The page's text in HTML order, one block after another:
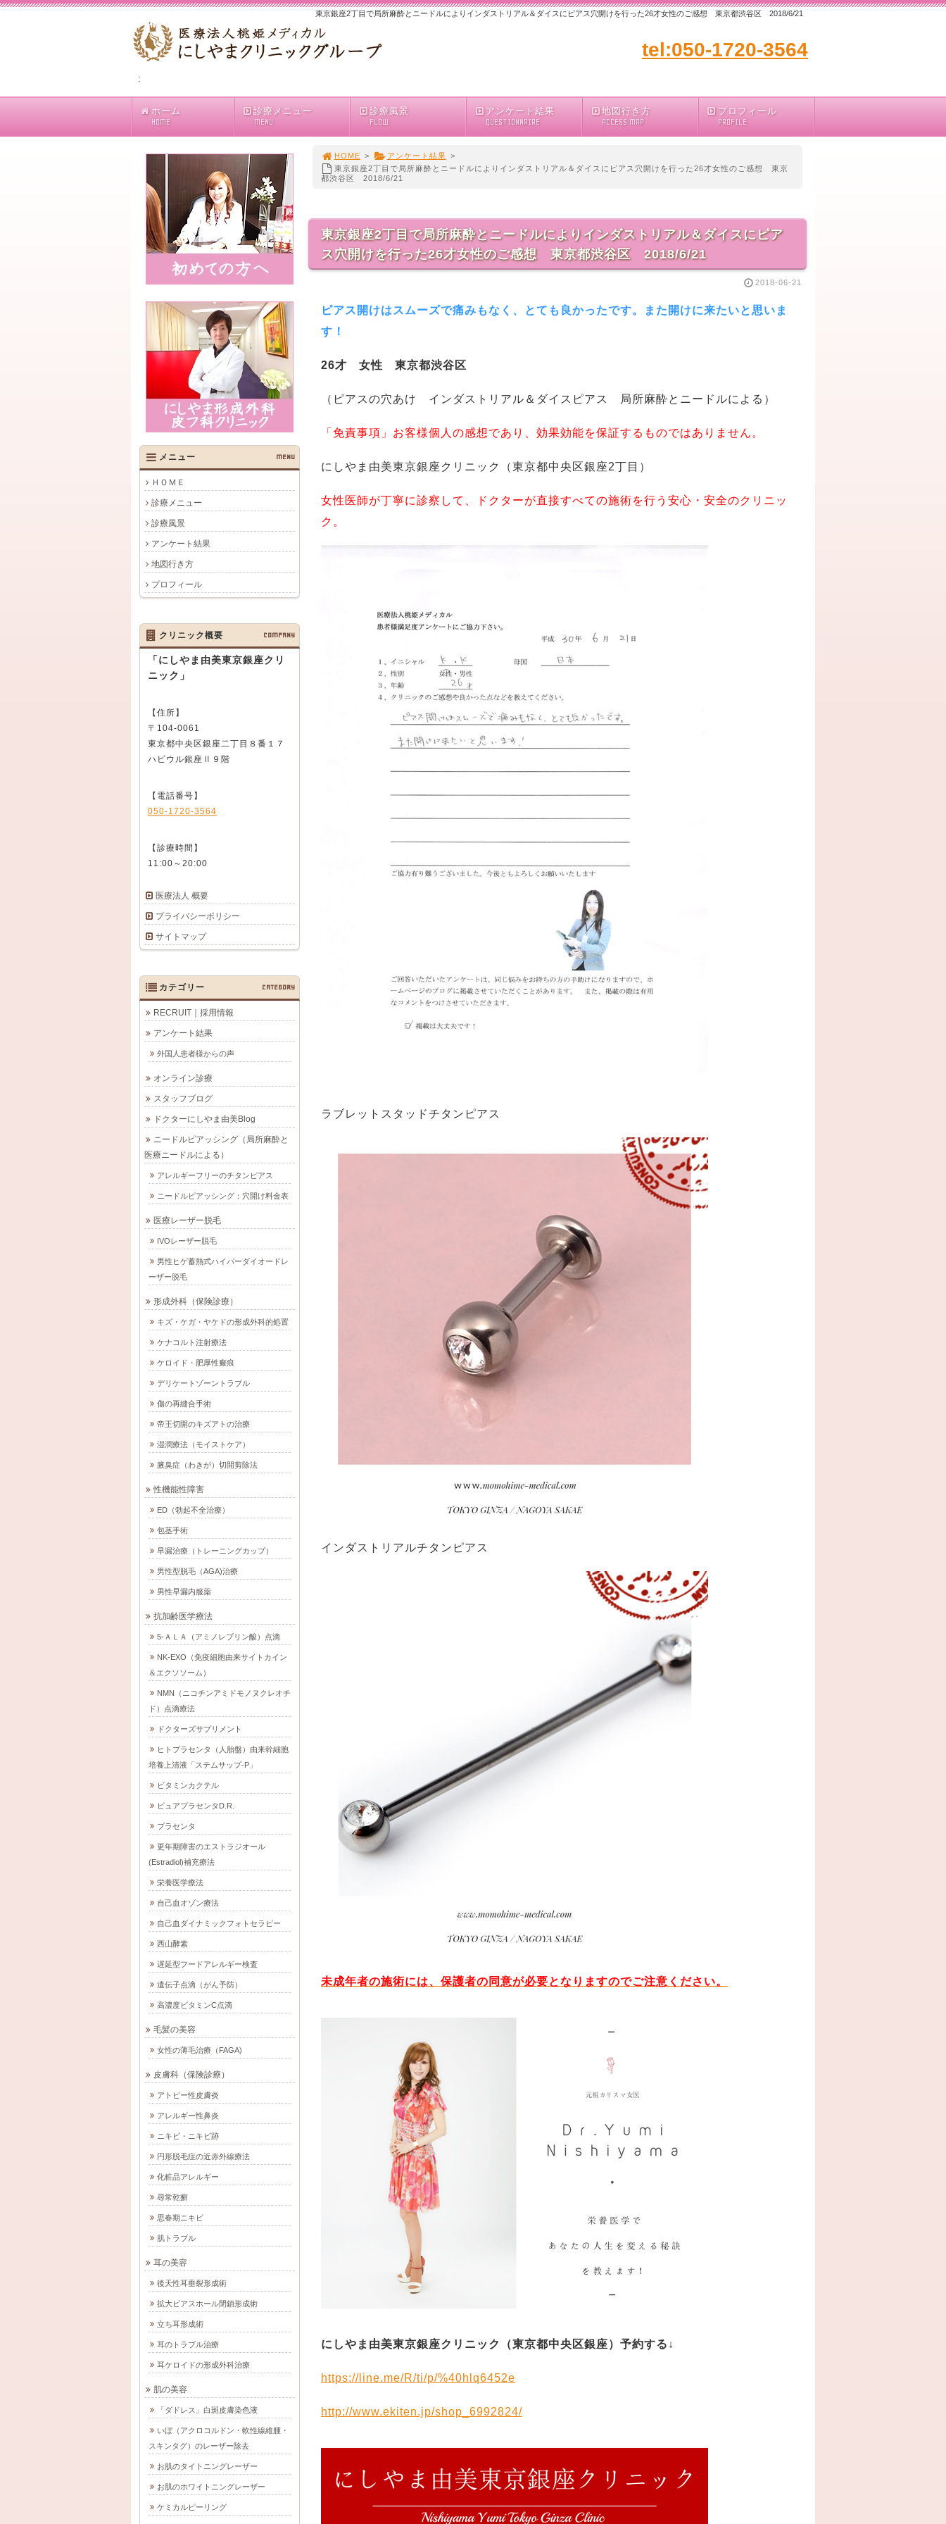
東京銀座2丁目で局所麻酔とニードルによりインダストリアル＆ダイスにピアス穴開けを行った26才女性のご感想 東京都渋谷区 2018/6/21
tel:050-1720-3564
:
ホーム
HOME
診療メニュー
MENU
診療風景
FLOW
アンケート結果
QUESTIONNAIRE
地図行き方
ACCESS MAP
プロフィール
PROFILE
HOME > アンケート結果 >
東京銀座2丁目で局所麻酔とニードルによりインダストリアル＆ダイスにピアス穴開けを行った26才女性のご感想 東京
都渋谷区 2018/6/21
東京銀座2丁目で局所麻酔とニードルによりインダストリアル＆ダイスにピア
ス穴開けを行った26才女性のご感想 東京都渋谷区 2018/6/21
2018-06-21
ピアス開けはスムーズで痛みもなく、とても良かったです。また開けに来たいと思いま
す！
26才 女性 東京都渋谷区
（ピアスの穴あけ インダストリアル＆ダイスピアス 局所麻酔とニードルによる）
「免責事項」お客様個人の感想であり、効果効能を保証するものではありません。
にしやま由美東京銀座クリニック（東京都中央区銀座2丁目）
女性医師が丁寧に診察して、ドクターが直接すべての施術を行う安心・安全のクリニッ
ク。
ラブレットスタッドチタンピアス
インダストリアルチタンピアス
未成年者の施術には、保護者の同意が必要となりますのでご注意ください。
にしやま由美東京銀座クリニック（東京都中央区銀座）予約する ↓
https://line.me/R/ti/p/%40hlq6452e
http://www.ekiten.jp/shop_6992824/
メニュー MENU
ＨＯＭＥ
診療メニュー
診療風景
アンケート結果
地図行き方
プロフィール
クリニック概要 COMPANY
「にしやま由美東京銀座クリ
ニック」
【住所】
〒104-0061
東京都中央区銀座二丁目８番１７
ハビウル銀座Ⅱ９階
【電話番号】
050-1720-3564
【診療時間】
11:00～20:00
医療法人 概要
プライバシーポリシー
サイトマップ
カテゴリー CATEGORY
RECRUIT｜採用情報
アンケート結果
外国人患者様からの声
オンライン診療
スタッフブログ
ドクターにしやま由美Blog
ニードルピアッシング（局所麻酔と
医療ニードルによる）
アレルギーフリーのチタンピアス
ニードルピアッシング：穴開け料金表
医療レーザー脱毛
IVOレーザー脱毛
男性ヒゲ蓄熱式ハイパーダイオードレ
ーザー脱毛
形成外科（保険診療）
キズ・ケガ・ヤケドの形成外科的処置
ケナコルト注射療法
ケロイド・肥厚性瘢痕
デリケートゾーントラブル
傷の再縫合手術
帝王切開のキズアトの治療
湿潤療法（モイストケア）
腋臭症（わきが）切開剪除法
性機能性障害
ED（勃起不全治療）
包茎手術
早漏治療（トレーニングカップ）
男性型脱毛（AGA)治療
男性早漏内服薬
抗加齢医学療法
5-ＡＬＡ（アミノレブリン酸）点滴
NK-EXO（免疫細胞由来サイトカイン
＆エクソソーム）
NMN（ニコチンアミドモノヌクレオチ
ド）点滴療法
ドクターズサプリメント
ヒトプラセンタ（人胎盤）由来幹細胞
培養上清液「ステムサップ-P」
ビタミンカクテル
ピュアプラセンタD.R.
プラセンタ
更年期障害のエストラジオール
(Estradiol)補充療法
栄養医学療法
自己血オゾン療法
自己血ダイナミックフォトセラピー
西山酵素
遅延型フードアレルギー検査
遺伝子点滴（がん予防）
高濃度ビタミンC点滴
毛髪の美容
女性の薄毛治療（FAGA)
皮膚科（保険診療）
アトピー性皮膚炎
アレルギー性鼻炎
ニキビ・ニキビ跡
円形脱毛症の近赤外線療法
化粧品アレルギー
尋常乾癬
思春期ニキビ
肌トラブル
耳の美容
後天性耳垂裂形成術
拡大ピアスホール閉鎖形成術
立ち耳形成術
耳のトラブル治療
耳ケロイドの形成外科治療
肌の美容
「ダドレス」白斑皮膚染色液
いぼ（アクロコルドン・軟性線維腫・
スキンタグ）のレーザー除去
お肌のタイトニングレーザー
お肌のホワイトニングレーザー
ケミカルピーリング